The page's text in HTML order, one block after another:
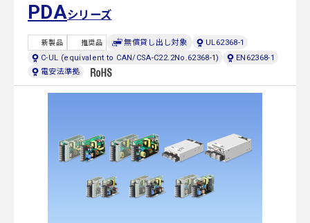
PDAシリーズ
新製品 推奨品 無償貸し出し対象
UL62368-1
C-UL (equivalent to CAN/CSA-C22.2No.62368-1)
EN62368-1
電安法準拠